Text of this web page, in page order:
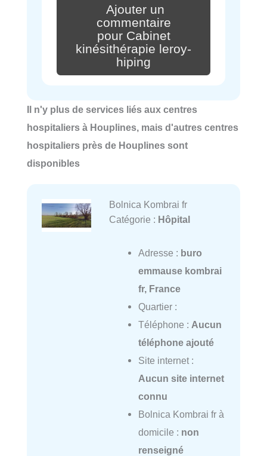
Ajouter un
commentaire
pour Cabinet
kinésithérapie leroy-
hiping
Il n'y plus de services liés aux centres
hospitaliers à Houplines, mais d'autres centres
hospitaliers près de Houplines sont
disponibles
Bolnica Kombrai fr
Catégorie : Hôpital
Adresse : buro
emmause kombrai
fr, France
Quartier :
Téléphone : Aucun
téléphone ajouté
Site internet :
Aucun site internet
connu
Bolnica Kombrai fr à
domicile : non
renseigné